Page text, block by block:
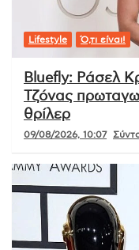
Lifestyle Ό,τι είναι!
Bluefly: Ράσελ
Τζόνας
θρίλερ
09/08/2026, 10:07